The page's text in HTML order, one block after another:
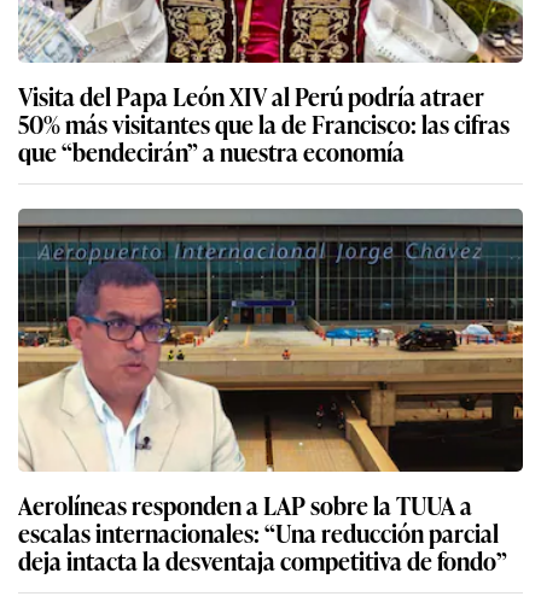
Visita del Papa León XIV al Perú podría atraer
50% más visitantes que la de Francisco: las cifras
que “bendecirán” a nuestra economía
Aerolíneas responden a LAP sobre la TUUA a
escalas internacionales: “Una reducción parcial
deja intacta la desventaja competitiva de fondo”